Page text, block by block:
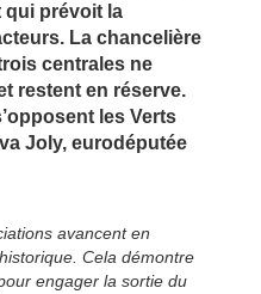
qui prévoit la
La chancelière
centrales ne
restent en réserve.
les Verts
Joly, eurodéputée
avancent en
Cela démontre
engager la sortie du